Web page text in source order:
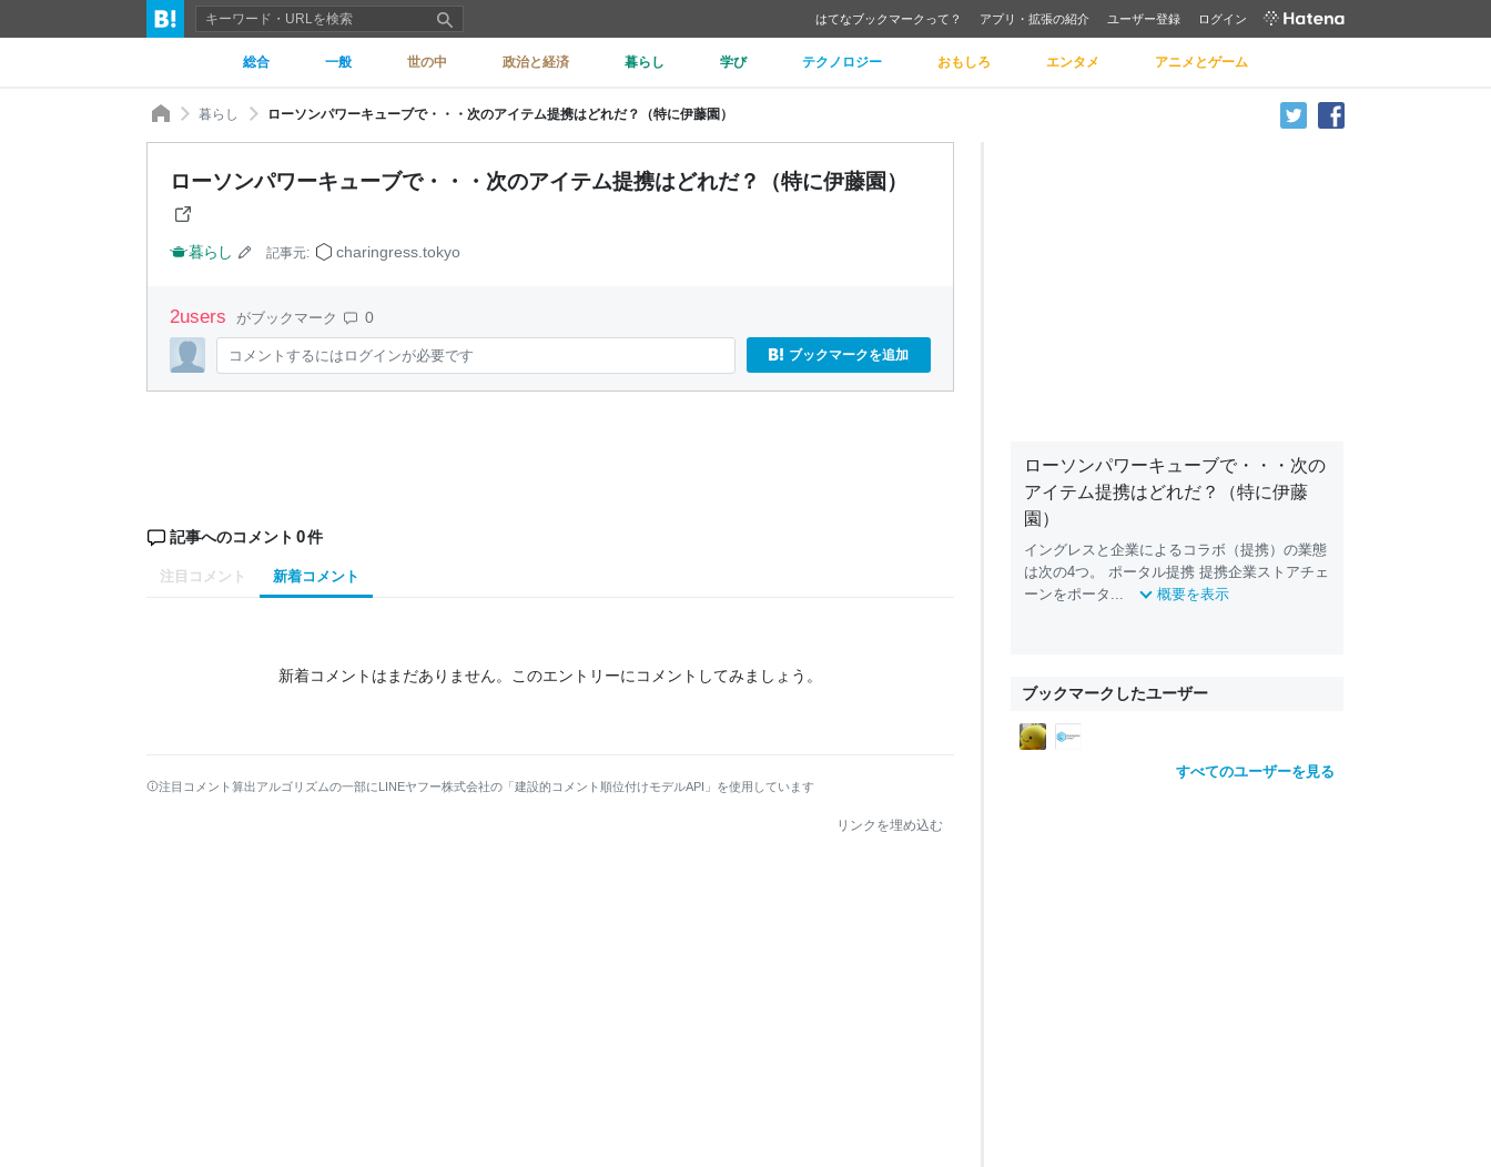
はてなブックマークって？ アプリ・拡張の紹介 ユーザー登録 ログイン
総合 一般 世の中 政治と経済 暮らし 学び テクノロジー おもしろ エンタメ アニメとゲーム
暮らし ローソンパワーキューブで・・・次のアイテム提携はどれだ？（特に伊藤園）
ローソンパワーキューブで・・・次のアイテム提携はどれだ？（特に伊藤園）
暮らし 記事元: charingress.tokyo
2users がブックマーク 0
コメントするにはログインが必要です ブックマークを追加
記事へのコメント 0件
注目コメント 新着コメント
新着コメントはまだありません。 このエントリーにコメントしてみましょう。
注目コメント算出アルゴリズムの一部にLINEヤフー株式会社の「建設的コメント順位付けモデルAPI」を使用しています
リンクを埋め込む
ローソンパワーキューブで・・・次の
アイテム提携はどれだ？（特に伊藤
園）
イングレスと企業によるコラボ（提携）の業態
は次の4つ。 ポータル提携 提携企業ストアチェ
ーンをポータ...
概要を表示
ブックマークしたユーザー
すべてのユーザーを見る